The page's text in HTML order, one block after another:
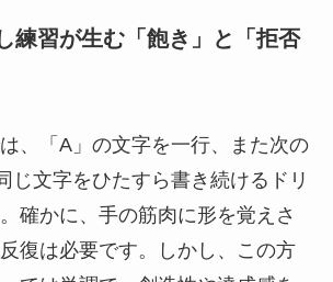
練習が生む「飽き」と「拒否
、「A」の文字を一行、また次の
じ文字をひたすら書き続けるドリ
確かに、手の筋肉に形を覚えさ
復は必要です。しかし、この方